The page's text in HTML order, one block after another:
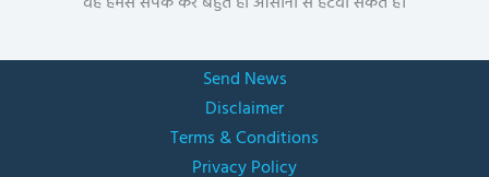
Send News
Disclaimer
Terms & Conditions
Privacy Policy